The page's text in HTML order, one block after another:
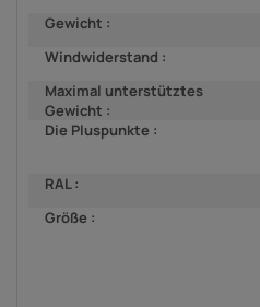
Gewicht :
Windwiderstand :
Maximal unterstütztes
Gewicht :
Die Pluspunkte :
RAL :
Größe :